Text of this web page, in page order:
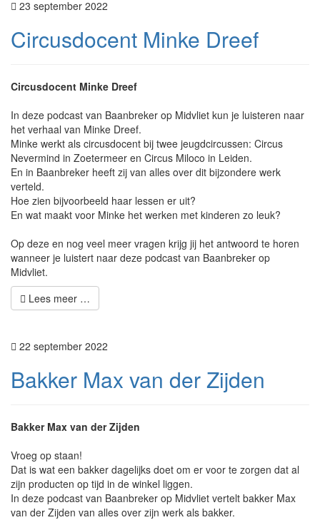
23 september 2022
Circusdocent Minke Dreef
Circusdocent Minke Dreef
In deze podcast van Baanbreker op Midvliet kun je luisteren naar
het verhaal van Minke Dreef.
Minke werkt als circusdocent bij twee jeugdcircussen: Circus
Nevermind in Zoetermeer en Circus Miloco in Leiden.
En in Baanbreker heeft zij van alles over dit bijzondere werk
verteld.
Hoe zien bijvoorbeeld haar lessen er uit?
En wat maakt voor Minke het werken met kinderen zo leuk?
Op deze en nog veel meer vragen krijg jij het antwoord te horen
wanneer je luistert naar deze podcast van Baanbreker op
Midvliet.
Lees meer …
22 september 2022
Bakker Max van der Zijden
Bakker Max van der Zijden
Vroeg op staan!
Dat is wat een bakker dagelijks doet om er voor te zorgen dat al
zijn producten op tijd in de winkel liggen.
In deze podcast van Baanbreker op Midvliet vertelt bakker Max
van der Zijden van alles over zijn werk als bakker.